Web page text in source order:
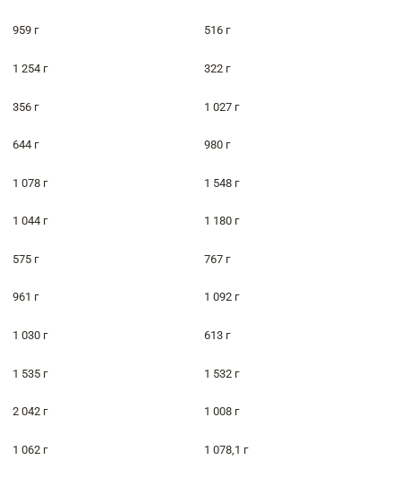
959 г 516 г
1 254 г 322 г
356 г 1 027 г
644 г 980 г
1 078 г 1 548 г
1 044 г 1 180 г
575 г 767 г
961 г 1 092 г
1 030 г 613 г
1 535 г 1 532 г
2 042 г 1 008 г
1 062 г 1 078,1 г